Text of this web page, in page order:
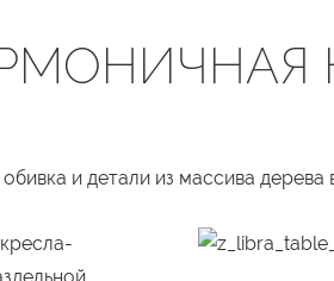
и детали из массива